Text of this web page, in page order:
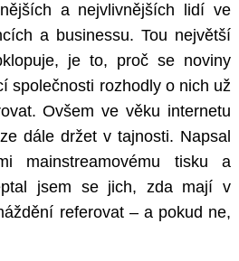
a nejvlivnějších lidí ve
a businessu. Tou největší
je to, proč se noviny
společnosti rozhodly o nich už
Ovšem ve věku internetu
dále držet v tajnosti. Napsal
mainstreamovému tisku a
jsem se jich, zda mají v
referovat – a pokud ne,